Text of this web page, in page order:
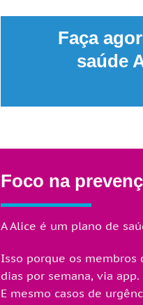
Faça
saúde
Foco na
A Alice é um plano de
Isso porque os membros
dias por semana, via
E mesmo casos de